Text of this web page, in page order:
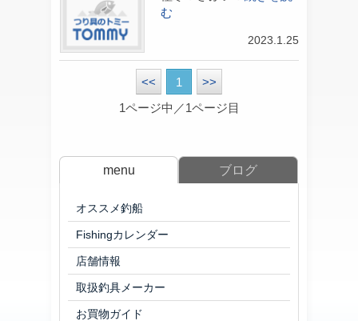
む
2023.1.25
<< 1
>>
1ページ中／1ページ目
menu ブログ
オススメ釣船
Fishingカレンダー
店舗情報
取扱釣具メーカー
お買物ガイド